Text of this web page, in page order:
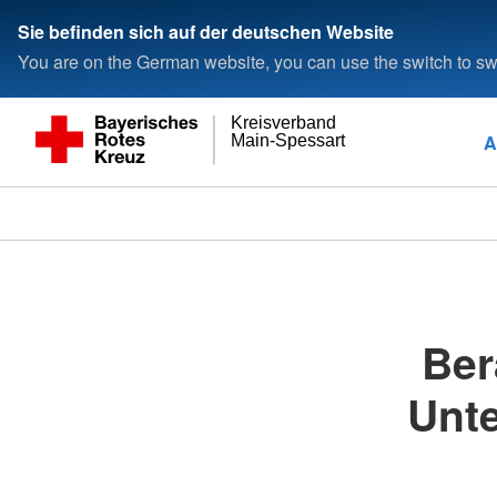
Sie befinden sich auf der deutschen Website
You are on the German website, you can use the switch to
Main-Spessart
Kreisverband